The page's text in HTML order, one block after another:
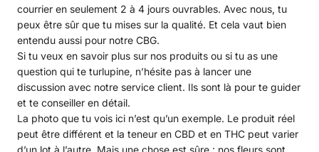
courrier en seulement 2 à 4 jours ouvrables. Avec nous, tu
peux être sûr que tu mises sur la qualité. Et cela vaut bien
entendu aussi pour notre CBG.
Si tu veux en savoir plus sur nos produits ou si tu as une
question qui te turlupine, n’hésite pas à lancer une
discussion avec notre service client. Ils sont là pour te guider
et te conseiller en détail.
La photo que tu vois ici n’est qu’un exemple. Le produit réel
peut être différent et la teneur en CBD et en THC peut varier
d’un lot à l’autre. Mais une chose est sûre : nos fleurs sont